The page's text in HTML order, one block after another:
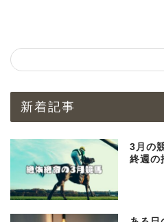
新着記事
3月の
終週の